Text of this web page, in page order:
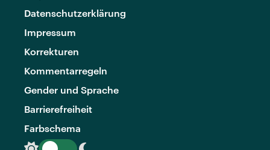
Datenschutzerklärung
Impressum
Korrekturen
Kommentarregeln
Gender und Sprache
Barrierefreiheit
Farbschema